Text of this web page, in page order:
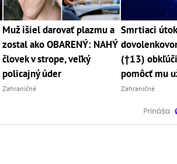
Muž išiel darovať plazmu a
zostal ako OBARENÝ: NAHÝ
človek v strope, veľký
policajný úder
Zahraničné
Smrtiaci
(†13)
pomôcť mu
Zahraničné